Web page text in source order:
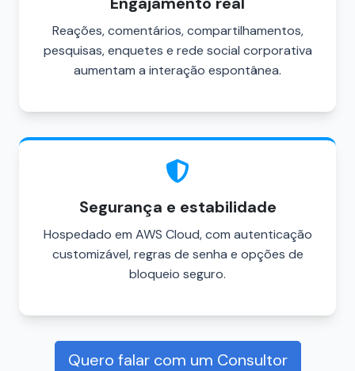
Reações, comentários, compartilhamentos,
pesquisas, enquetes e rede social corporativa
aumentam a interação espontânea.
Segurança e estabilidade
Hospedado em AWS Cloud, com autenticação
customizável, regras de senha e opções de
bloqueio seguro.
Quero falar com um Consultor